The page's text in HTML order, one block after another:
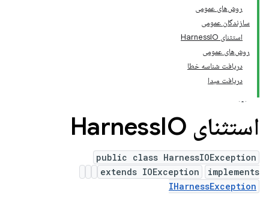
روش‌های عمومی
سازندگان عمومی
استثنای HarnessIO
روش‌های عمومی
دریافت شناسه خطا
دریافت مبدا
استثنای Harness IO
public class HarnessIOException
extends IOException
implements
IHarnessException